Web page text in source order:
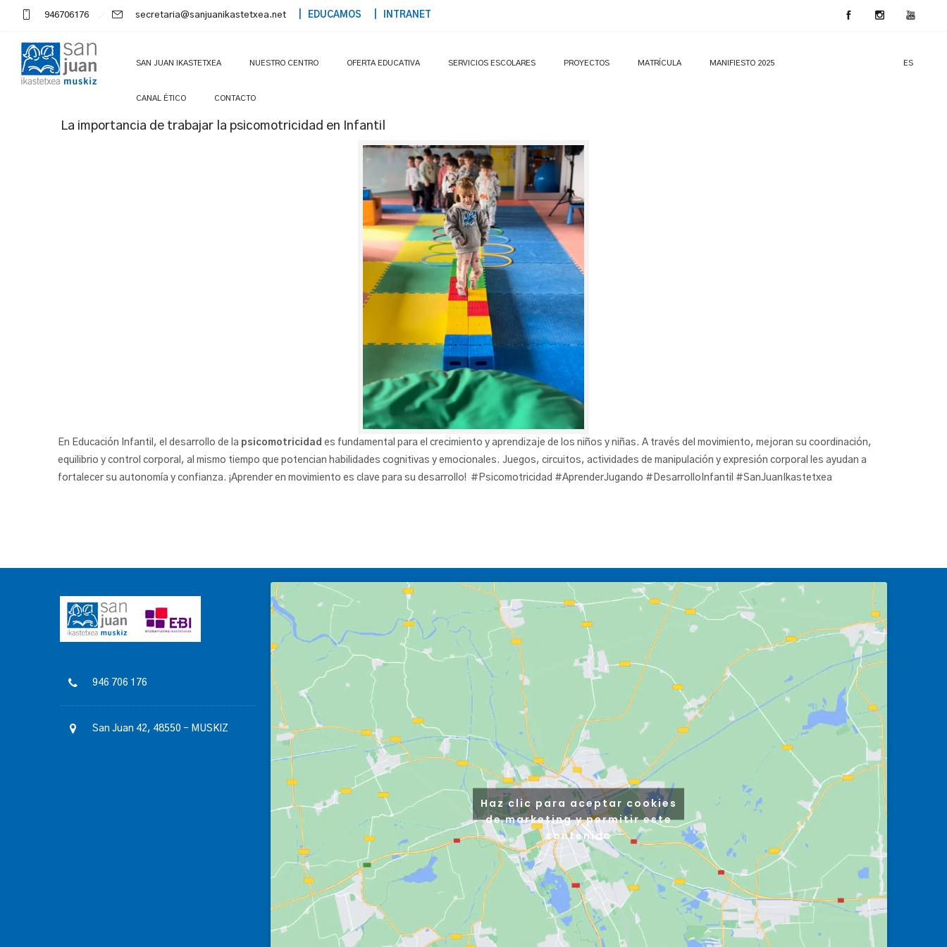
946706176 secretaria@sanjuanikastetxea.net | EDUCAMOS | INTRANET
ES
SAN JUAN IKASTETXEA NUESTRO CENTRO OFERTA EDUCATIVA SERVICIOS ESCOLARES PROYECTOS MATRÍCULA MANIFIESTO 2025
CANAL ÉTICO CONTACTO
La importancia de trabajar la psicomotricidad en Infantil
En Educación Infantil, el desarrollo de la psicomotricidad es fundamental para el crecimiento y aprendizaje de los niños y niñas. A través del movimiento, mejoran su coordinación,
equilibrio y control corporal, al mismo tiempo que potencian habilidades cognitivas y emocionales. Juegos, circuitos, actividades de manipulación y expresión corporal les ayudan a
fortalecer su autonomía y confianza. ¡Aprender en movimiento es clave para su desarrollo! #Psicomotricidad #AprenderJugando #DesarrolloInfantil #SanJuanIkastetxea
946 706 176
San Juan 42, 48550 – MUSKIZ
Haz clic para aceptar cookies
de marketing y permitir este
contenido